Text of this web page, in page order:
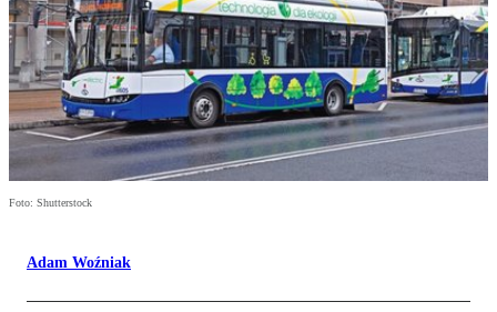
Foto: Shutterstock
Adam Woźniak